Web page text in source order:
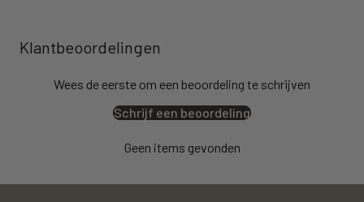
Klantbeoordelingen
Wees de eerste om een beoordeling te schrijven
Schrijf een beoordeling
Geen items gevonden